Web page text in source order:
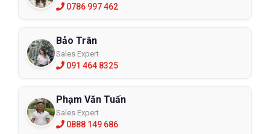
0786 997 462
Bảo Trân
Sales Expert
091 464 8325
Phạm Văn Tuấn
Sales Expert
0888 149 686